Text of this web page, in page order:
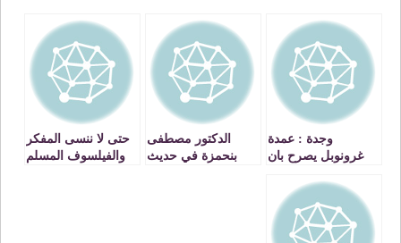
وجدة : عمدة
غرونوبل يصرح بان
اطار الجهوية
الموسعة هوالحل
الأنجع لقضية
الدكتور مصطفى
بنحمزة في حديث
حتى لا ننسى المفكر
والفيلسوف المسلم